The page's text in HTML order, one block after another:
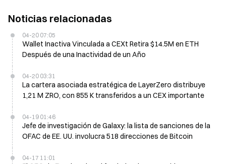
Noticias relacionadas
04-20 07:05
Wallet Inactiva Vinculada a CEXt Retira $14.5M en ETH
Después de una Inactividad de un Año
04-20 03:31
La cartera asociada estratégica de LayerZero distribuye
1,21 M ZRO, con 855 K transferidos a un CEX importante
04-19 01:46
Jefe de investigación de Galaxy: la lista de sanciones de la
OFAC de EE. UU. involucra 518 direcciones de Bitcoin
04-17 11:01